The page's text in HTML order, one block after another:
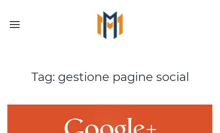
Tag: gestione pagine social